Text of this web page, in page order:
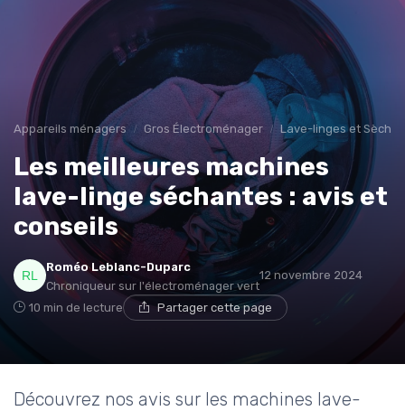
Appareils ménagers Gros Électroménager Lave-linges et
Les meilleures machines
lave-linge séchantes : avis et
conseils
Roméo Leblanc-Duparc
Chroniqueur sur l'électroménager vert
12 novembre 2024
10 min de lecture Partager cette page
Découvrez nos avis sur les machines lave-